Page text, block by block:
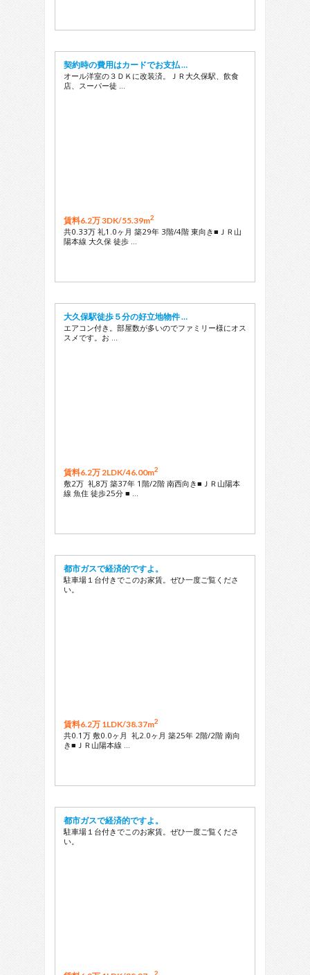
契約時の費用はカードでお支払 …
オール洋室の３ＤＫに改装済。ＪＲ大久保駅、飲食
店、スーパー徒 …
賃料6.2万 3DK/55.39m2
共0.33万 礼1.0ヶ月 築29年 3階/4階 東向き■ＪＲ山
陽本線 大久保 徒歩 …
大久保駅徒歩５分の好立地物件 …
エアコン付き。部屋数が多いのでファミリー様にオス
スメです。お …
賃料6.2万 2LDK/46.00m2
敷2万 礼8万 築37年 1階/2階 南西向き■ＪＲ山陽本
線 魚住 徒歩25分 ■ …
都市ガスで経済的ですよ。
駐車場１台付きでこのお家賃。ぜひ一度ご覧くださ
い。
賃料6.2万 1LDK/38.37m2
共0.1万 敷0.0ヶ月 礼2.0ヶ月 築25年 2階/2階 南向
き■ＪＲ山陽本線 …
都市ガスで経済的ですよ。
駐車場１台付きでこのお家賃。ぜひ一度ご覧くださ
い。
2